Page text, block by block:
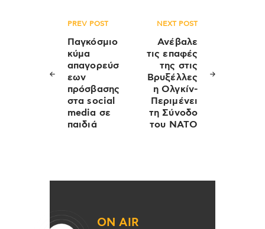
Πλοήγηση
άρθρων
PREV POST
Παγκόσμιο
κύμα
απαγορεύσ
εων
πρόσβασης
στα social
media σε
παιδιά
NEXT POST
Ανέβαλε
τις επαφές
της στις
Βρυξέλλες
η Ολγκίν-
Περιμένει
τη Σύνοδο
του ΝΑΤΟ
ON AIR